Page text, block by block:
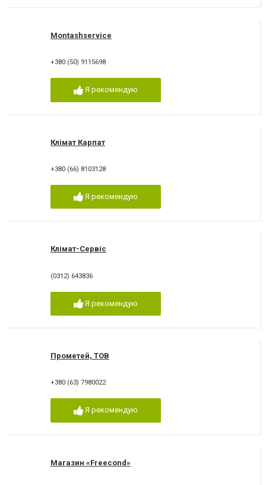
Montashservice
+380 (50) 9115698
Я рекомендую
Клімат Карпат
+380 (66) 8103128
Я рекомендую
Клімат-Сервіс
(0312) 643836
Я рекомендую
Прометей, ТОВ
+380 (63) 7980022
Я рекомендую
Магазин «Freecond»